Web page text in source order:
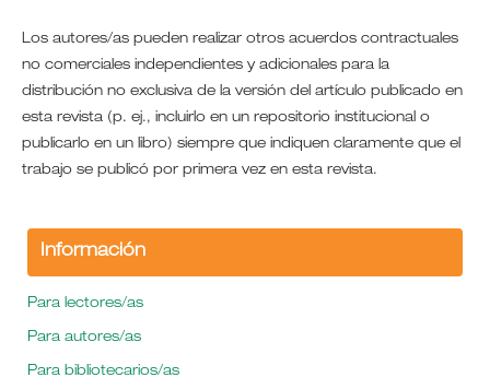
Los autores/as pueden realizar otros acuerdos contractuales
no comerciales independientes y adicionales para la
distribución no exclusiva de la versión del artículo publicado en
esta revista (p. ej., incluirlo en un repositorio institucional o
publicarlo en un libro) siempre que indiquen claramente que el
trabajo se publicó por primera vez en esta revista.
Información
Para lectores/as
Para autores/as
Para bibliotecarios/as